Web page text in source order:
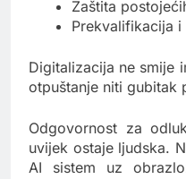
Zaštita
Prekvalifikacija
Digitalizacija ne smije
otpuštanje niti gubitak
Odgovornost za
uvijek ostaje ljudska.
AI sistem uz